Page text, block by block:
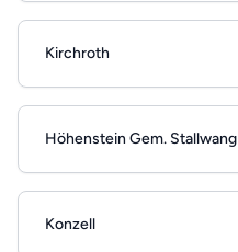
Kirchroth
Höhenstein Gem. Stallwang
Konzell